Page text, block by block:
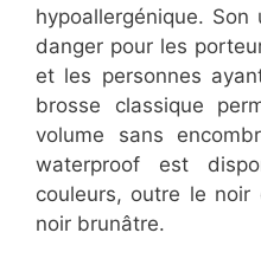
hypoallergénique.
danger pour les
et les personnes
brosse classique
volume sans
waterproof est
couleurs, outre le
noir brunâtre.